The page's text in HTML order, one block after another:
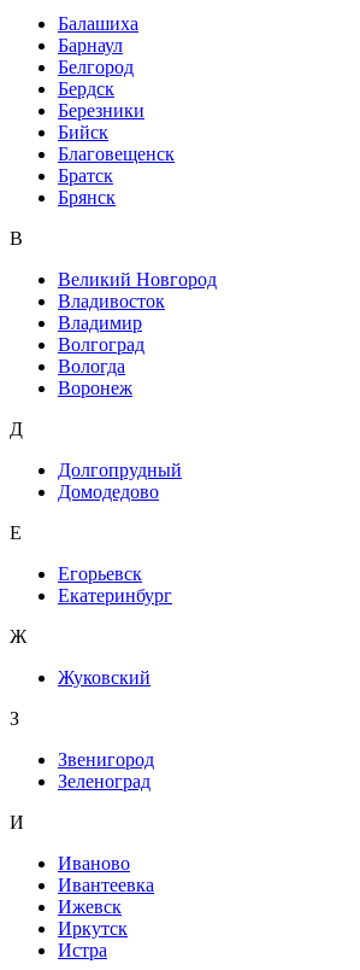
Балашиха
Барнаул
Белгород
Бердск
Березники
Бийск
Благовещенск
Братск
Брянск
В
Великий Новгород
Владивосток
Владимир
Волгоград
Вологда
Воронеж
Д
Долгопрудный
Домодедово
Е
Егорьевск
Екатеринбург
Ж
Жуковский
З
Звенигород
Зеленоград
И
Иваново
Ивантеевка
Ижевск
Иркутск
Истра